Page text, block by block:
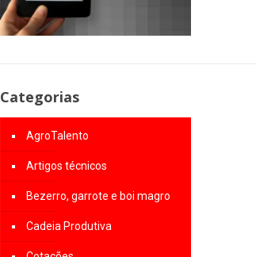
Categorias
AgroTalento
Artigos técnicos
Bezerro, garrote e boi magro
Cadeia Produtiva